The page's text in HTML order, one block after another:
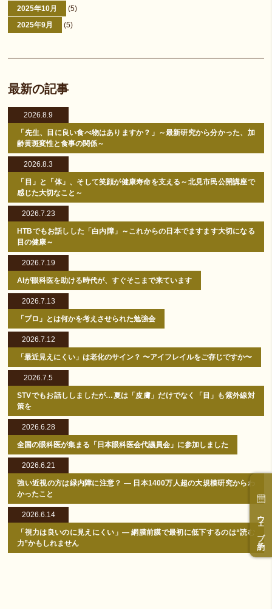
ウェブ予約
2025年10月
(5)
2025年9月
(5)
最新の記事
2026.8.9
「先生、目に良い食べ物はありますか？」～最新研究から分かった、加
齢黄斑変性と食事の関係～
2026.8.3
「目」と「体」、そして笑顔が健康寿命を支える～北見市民公開講座で
感じた大切なこと～
2026.7.23
HTBでもお話しした「白内障」～これからの日本でますます大切になる
目の健康～
2026.7.19
AIが眼科医を助ける時代が、すぐそこまで来ています
2026.7.13
「プロ」とは何かを考えさせられた勉強会
2026.7.12
「最近見えにくい」は老化のサイン？ 〜アイフレイルをご存じですか〜
2026.7.5
STVでもお話ししましたが…夏は「皮膚」だけでなく「目」も紫外線対
策を
2026.6.28
全国の眼科医が集まる「日本眼科医会代議員会」に参加しました
2026.6.21
強い近視の方は緑内障に注意？ ― 日本1400万人超の大規模研究からわ
かったこと
2026.6.14
「視力は良いのに見えにくい」― 網膜前膜で最初に低下するのは“読む
力”かもしれません